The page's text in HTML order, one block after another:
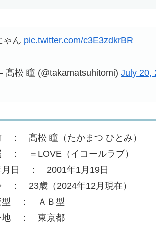
ゃん pic.twitter.com/c3E3zdkrBR
髙松 瞳 (@takamatsuhitomi) July 20,
： 髙松 瞳（たかまつ ひとみ）
： ＝LOVE（イコールラブ）
月日 ： 2001年1月19日
： 23歳（2024年12月現在）
型 ： ＡＢ型
地 ： 東京都